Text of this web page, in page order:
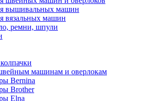
вышивальных машин
вязальных машин
ремни, шпули
машинам и оверлокам
Bernina
Brother
Elna